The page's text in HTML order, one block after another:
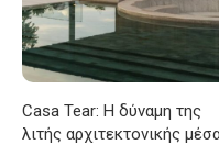
Casa Tear: Η δύναμη της
λιτής αρχιτεκτονικής